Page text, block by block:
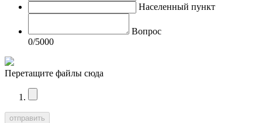
Населенный пункт
Вопрос
0/5000
Перетащите файлы сюда